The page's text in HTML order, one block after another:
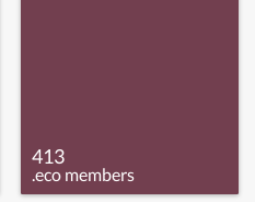
413
.eco members